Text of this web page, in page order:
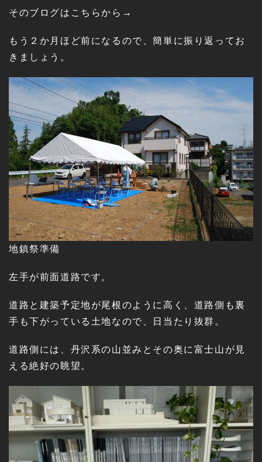
そのブログは こちらから→
もう２か月ほど前になるので、簡単に振り返ってお
きましょう。
地鎮祭準備
左手が前面道路です。
道路と建築予定地が尾根のように高く、道路側も裏
手も下がっている土地なので、日当たり抜群。
道路側には、丹沢系の山並みとその奥に富士山が見
える絶好の眺望。